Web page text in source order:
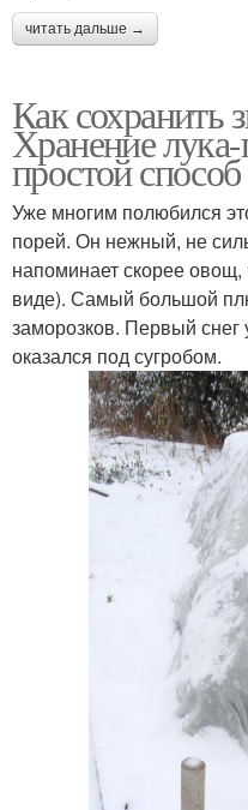
читать дальше →
Как сохранить
Хранение
простой
Уже многим полюбился
порей. Он нежный, не
напоминает скорее
виде). Самый большой
заморозков. Первый
оказался под сугробом.